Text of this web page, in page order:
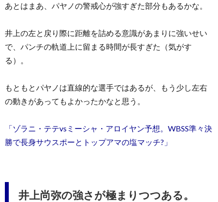
あとはまあ、パヤノの警戒心が強すぎた部分もあるかな。
井上の左と戻り際に距離を詰める意識があまりに強いせい
で、パンチの軌道上に留まる時間が長すぎた（気がす
る）。
もともとパヤノは直線的な選手ではあるが、もう少し左右
の動きがあってもよかったかなと思う。
「ゾラニ・テテvsミーシャ・アロイヤン予想。WBSS準々決
勝で長身サウスポーとトップアマの塩マッチ?」
井上尚弥の強さが極まりつつある。